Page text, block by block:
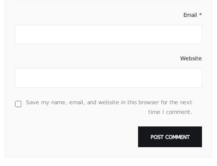
Email *
Website
Save my name, email, and website in this browser for the next
time I comment.